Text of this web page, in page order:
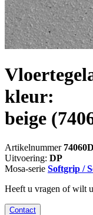
kleur:
beige
Artikelnummer
Uitvoering: DP
Mosa-serie Softgrip /
Heeft u vragen of wilt
Contact